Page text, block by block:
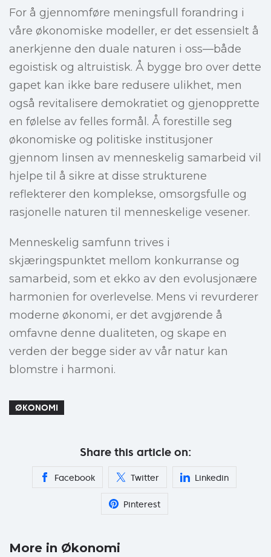
For å gjennomføre meningsfull forandring i
våre økonomiske modeller, er det essensielt å
anerkjenne den duale naturen i oss—både
egoistisk og altruistisk. Å bygge bro over dette
gapet kan ikke bare redusere ulikhet, men
også revitalisere demokratiet og gjenopprette
en følelse av felles formål. Å forestille seg
økonomiske og politiske institusjoner
gjennom linsen av menneskelig samarbeid vil
hjelpe til å sikre at disse strukturene
reflekterer den komplekse, omsorgsfulle og
rasjonelle naturen til menneskelige vesener.
Menneskelig samfunn trives i
skjæringspunktet mellom konkurranse og
samarbeid, som et ekko av den evolusjonære
harmonien for overlevelse. Mens vi revurderer
moderne økonomi, er det avgjørende å
omfavne denne dualiteten, og skape en
verden der begge sider av vår natur kan
blomstre i harmoni.
ØKONOMI
Share this article on:
Facebook Twitter Linkedin
Pinterest
More in Økonomi